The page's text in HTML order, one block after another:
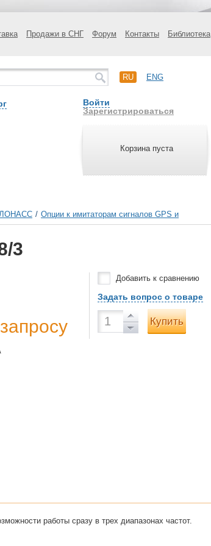
Продажи в СНГ Форум Контакты Библиотека
RU ENG
Войти
Зарегистрироваться
Корзина пуста
/ Опции к имитаторам сигналов GPS и
3
Добавить к сравнению
Задать вопрос о товаре
Купить
работы сразу в трех диапазонах частот.